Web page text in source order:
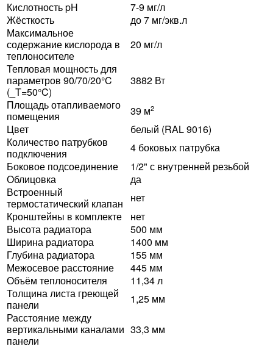
Кислотность pH
7-9 мг/л
Жёсткость
до 7 мг/экв.л
Максимальное
содержание кислорода в
теплоносителе
20 мг/л
Тепловая мощность для
параметров 90/70/20°C
(_T=50°C)
3882 Вт
Площадь отапливаемого
помещения
39 м2
Цвет
белый (RAL 9016)
Количество патрубков
подключения
4 боковых патрубка
Боковое подсоединение
1/2" с внутренней резьбой
Облицовка
да
Встроенный
термостатический клапан
нет
Кронштейны в комплекте
нет
Высота радиатора
500 мм
Ширина радиатора
1400 мм
Глубина радиатора
155 мм
Межосевое расстояние
445 мм
Объём теплоносителя
11,34 л
Толщина листа греющей
панели
1,25 мм
Расстояние между
вертикальными каналами
панели
33,3 мм